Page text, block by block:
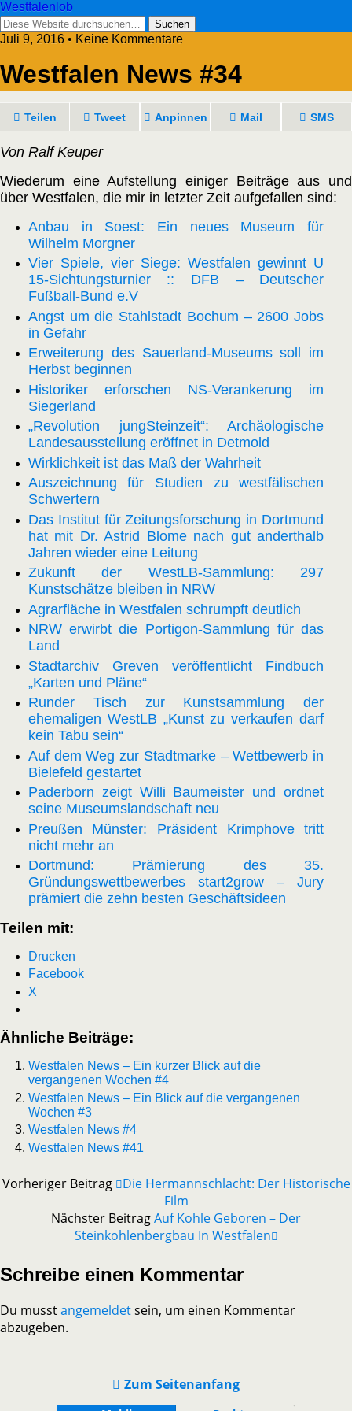
Westfalenlob
Juli 9, 2016 • Keine Kommentare
Westfalen News #34
Teilen Tweet Anpinnen Mail SMS
Von Ralf Keuper
Wiederum eine Aufstellung einiger Beiträge aus und
über Westfalen, die mir in letzter Zeit aufgefallen sind:
Anbau in Soest: Ein neues Museum für
Wilhelm Morgner
Vier Spiele, vier Siege: Westfalen gewinnt U
15-Sichtungsturnier :: DFB – Deutscher
Fußball-Bund e.V
Angst um die Stahlstadt Bochum – 2600 Jobs
in Gefahr
Erweiterung des Sauerland-Museums soll im
Herbst beginnen
Historiker erforschen NS-Verankerung im
Siegerland
„Revolution jungSteinzeit“: Archäologische
Landesausstellung eröffnet in Detmold
Wirklichkeit ist das Maß der Wahrheit
Auszeichnung für Studien zu westfälischen
Schwertern
Das Institut für Zeitungsforschung in Dortmund
hat mit Dr. Astrid Blome nach gut anderthalb
Jahren wieder eine Leitung
Zukunft der WestLB-Sammlung: 297
Kunstschätze bleiben in NRW
Agrarfläche in Westfalen schrumpft deutlich
NRW erwirbt die Portigon-Sammlung für das
Land
Stadtarchiv Greven veröffentlicht Findbuch
„Karten und Pläne“
Runder Tisch zur Kunstsammlung der
ehemaligen WestLB „Kunst zu verkaufen darf
kein Tabu sein“
Auf dem Weg zur Stadtmarke – Wettbewerb in
Bielefeld gestartet
Paderborn zeigt Willi Baumeister und ordnet
seine Museumslandschaft neu
Preußen Münster: Präsident Krimphove tritt
nicht mehr an
Dortmund: Prämierung des 35.
Gründungswettbewerbes start2grow – Jury
prämiert die zehn besten Geschäftsideen
Teilen mit:
Drucken
Facebook
X
Ähnliche Beiträge:
Westfalen News – Ein kurzer Blick auf die
vergangenen Wochen #4
Westfalen News – Ein Blick auf die vergangenen
Wochen #3
Westfalen News #4
Westfalen News #41
Vorheriger Beitrag
Die Hermannschlacht: Der Historische
Film
Nächster BeitragAuf Kohle Geboren – Der
Steinkohlenbergbau In Westfalen
Schreibe einen Kommentar
Du musstangemeldetsein, um einen Kommentar
abzugeben.
Zum Seitenanfang